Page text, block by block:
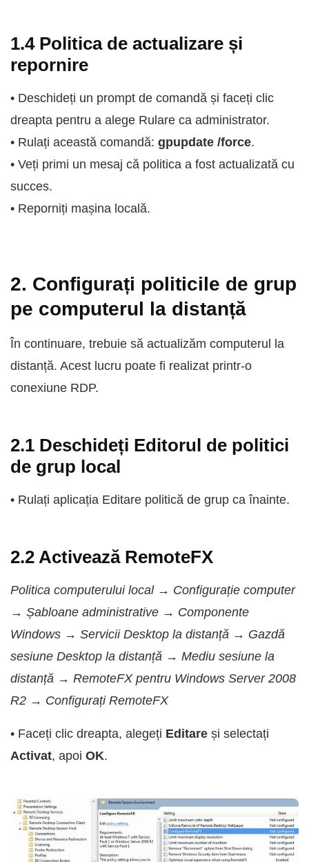
1.4 Politica de actualizare și
repornire
• Deschideți un prompt de comandă și faceți clic
dreapta pentru a alege Rulare ca administrator.
• Rulați această comandă: gpupdate /force.
• Veți primi un mesaj că politica a fost actualizată cu
succes.
• Reporniți mașina locală.
2. Configurați politicile de grup
pe computerul la distanță
În continuare, trebuie să actualizăm computerul la
distanță. Acest lucru poate fi realizat printr-o
conexiune RDP.
2.1 Deschideți Editorul de politici
de grup local
• Rulați aplicația Editare politică de grup ca înainte.
2.2 Activează RemoteFX
Politica computerului local → Configurație computer
→ Șabloane administrative → Componente
Windows → Servicii Desktop la distanță → Gazdă
sesiune Desktop la distanță → Mediu sesiune la
distanță → RemoteFX pentru Windows Server 2008
R2 → Configurați RemoteFX
• Faceți clic dreapta, alegeți Editare și selectați
Activat, apoi OK.